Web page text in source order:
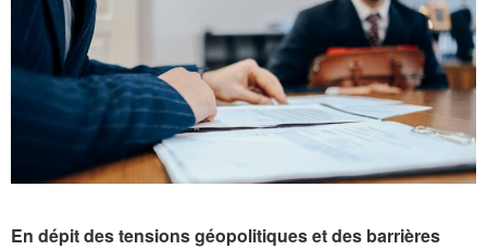
En dépit des tensions géopolitiques et des barrières